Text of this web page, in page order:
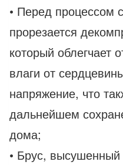
• Перед процессом
прорезается
который облегчает
влаги от
напряжение, что
дальнейшем
дома;
• Брус,